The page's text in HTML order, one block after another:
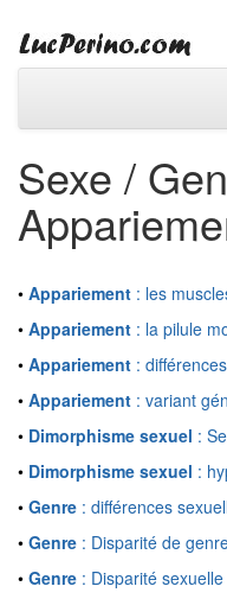
Sexe /
• Appariement : les
• Appariement : la pilule
• Appariement :
• Appariement : variant
• Dimorphisme sexuel :
• Dimorphisme sexuel :
• Genre : différences
• Genre : Disparité de
• Genre : Disparité